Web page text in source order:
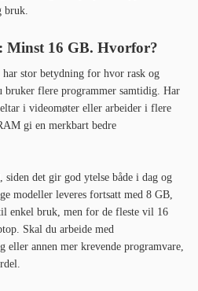
bruk.
Minst 16 GB. Hvorfor?
stor betydning for hvor rask og
bruker flere programmer samtidig. Har
i videomøter eller arbeider i flere
gi en merkbart bedre
det gir god ytelse både i dag og
modeller leveres fortsatt med 8 GB,
enkel bruk, men for de fleste vil 16
Skal du arbeide med
annen mer krevende programvare,